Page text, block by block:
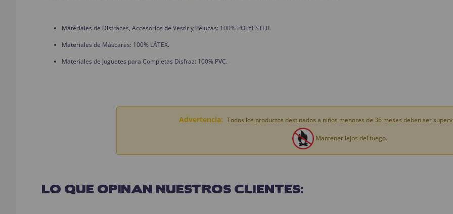
Materiales de Disfraces, Accesorios de Vestir y Pelucas: 100% POLYESTER.
Materiales de Máscaras: 100% LÁTEX.
Materiales de Juguetes para Completas Disfraz: 100% PVC.
Advertencia: Todos los productos destinados a niños menores de 36 meses deben ser
Mantener lejos del fuego.
LO QUE OPINAN NUESTROS CLIENTES: